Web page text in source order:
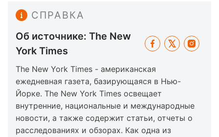
СПРАВКА
Об источнике: The New
York Times
The New York Times - американская
ежедневная газета, базирующаяся в Нью-
Йорке. The New York Times освещает
внутренние, национальные и международные
новости, а также содержит статьи, отчеты о
расследованиях и обзорах. Как одна из